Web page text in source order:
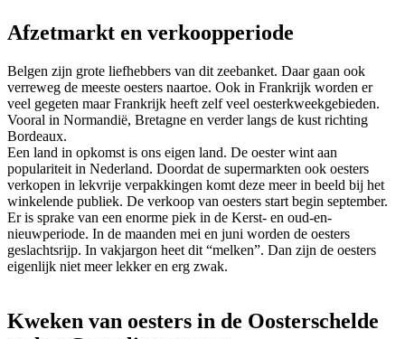
Afzetmarkt en verkoopperiode
Belgen zijn grote liefhebbers van dit zeebanket. Daar gaan ook
verreweg de meeste oesters naartoe. Ook in Frankrijk worden er
veel gegeten maar Frankrijk heeft zelf veel oesterkweekgebieden.
Vooral in Normandië, Bretagne en verder langs de kust richting
Bordeaux.
Een land in opkomst is ons eigen land. De oester wint aan
populariteit in Nederland. Doordat de supermarkten ook oesters
verkopen in lekvrije verpakkingen komt deze meer in beeld bij het
winkelende publiek. De verkoop van oesters start begin september.
Er is sprake van een enorme piek in de Kerst- en oud-en-
nieuwperiode. In de maanden mei en juni worden de oesters
geslachtsrijp. In vakjargon heet dit “melken”. Dan zijn de oesters
eigenlijk niet meer lekker en erg zwak.
Kweken van oesters in de Oosterschelde